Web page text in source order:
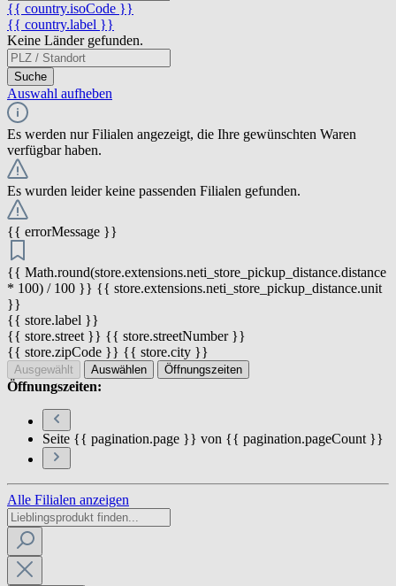
{{ country.isoCode }}
{{ country.label }}
Keine Länder gefunden.
Suche
Auswahl aufheben
Es werden nur Filialen angezeigt, die Ihre gewünschten Waren
verfügbar haben.
Es wurden leider keine passenden Filialen gefunden.
{{ errorMessage }}
{{ Math.round(store.extensions.neti_store_pickup_distance.distance
* 100) / 100 }} {{ store.extensions.neti_store_pickup_distance.unit
}}
{{ store.label }}
{{ store.street }} {{ store.streetNumber }}
{{ store.zipCode }} {{ store.city }}
Ausgewählt Auswählen Öffnungszeiten
Öffnungszeiten:
Seite {{ pagination.page }} von {{ pagination.pageCount }}
Alle Filialen anzeigen